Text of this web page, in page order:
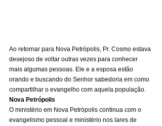
Ao retornar para Nova Petrópolis, Pr. Cosmo estava
desejoso de voltar outras vezes para conhecer
mais algumas pessoas. Ele e a esposa estão
orando e buscando do Senhor sabedoria em como
compartilhar o evangelho com aquela população.
Nova Petrópolis
O ministério em Nova Petrópolis continua com o
evangelismo pessoal e ministério nos lares de